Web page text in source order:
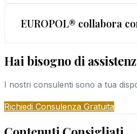
Il costo varia in base a
EUROPOL® collabora
Sì, collaboriamo
Hai bisogno di
I nostri consulenti sono a tua
Richiedi Consulenza Gratuita